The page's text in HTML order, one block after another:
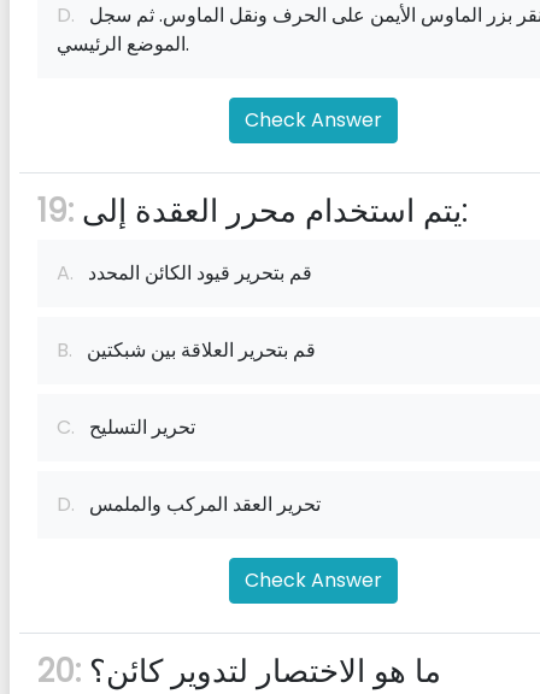
D.
الموضع الرئيسي.
Check Answer
19: يتم استخدام محرر العقدة إلى:
A. قم بتحرير قيود الكائن المحدد
B. قم بتحرير العلاقة بين شبكتين
C. تحرير التسليح
D. تحرير العقد المركب والملمس
Check Answer
20: ما هو الاختصار لتدوير كائن؟